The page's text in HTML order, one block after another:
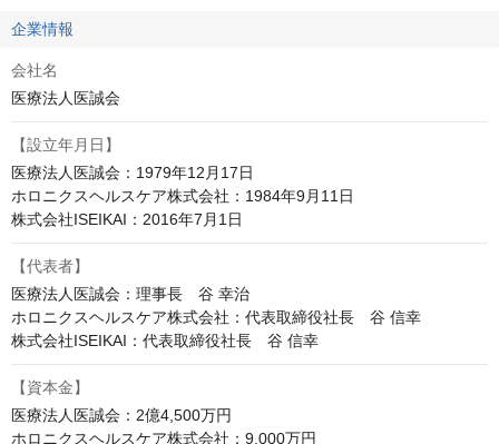
企業情報
会社名
医療法人医誠会
【設立年月日】
医療法人医誠会：1979年12月17日
ホロニクスヘルスケア株式会社：1984年9月11日
株式会社ISEIKAI：2016年7月1日
【代表者】
医療法人医誠会：理事長　谷 幸治
ホロニクスヘルスケア株式会社：代表取締役社長　谷 信幸
株式会社ISEIKAI：代表取締役社長　谷 信幸
【資本金】
医療法人医誠会：2億4,500万円
ホロニクスヘルスケア株式会社：9,000万円